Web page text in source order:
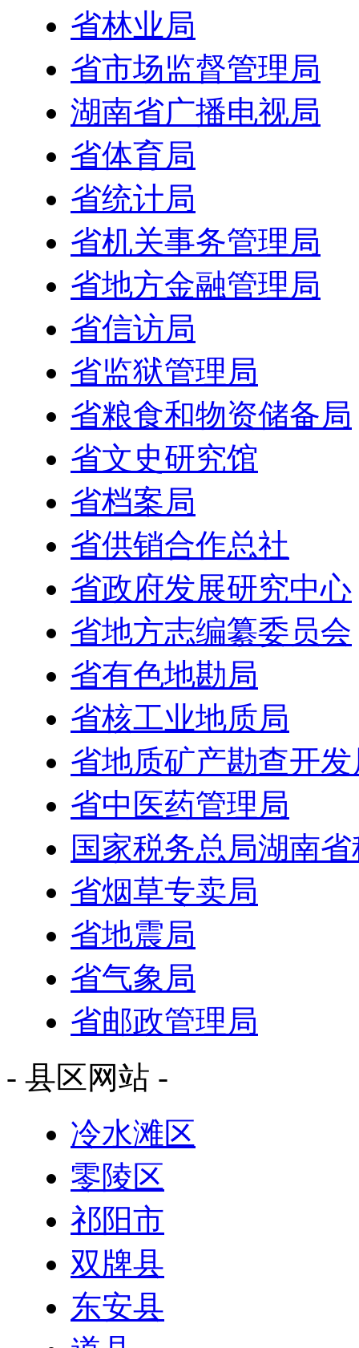
省林业局
省市场监督管理局
湖南省广播电视局
省体育局
省统计局
省机关事务管理局
省地方金融管理局
省信访局
省监狱管理局
省粮食和物资储备局
省文史研究馆
省档案局
省供销合作总社
省政府发展研究中心
省地方志编纂委员会
省有色地勘局
省核工业地质局
省地质矿产勘查开发
省中医药管理局
国家税务总局湖南
省烟草专卖局
省地震局
省气象局
省邮政管理局
- 县区网站 -
冷水滩区
零陵区
祁阳市
双牌县
东安县